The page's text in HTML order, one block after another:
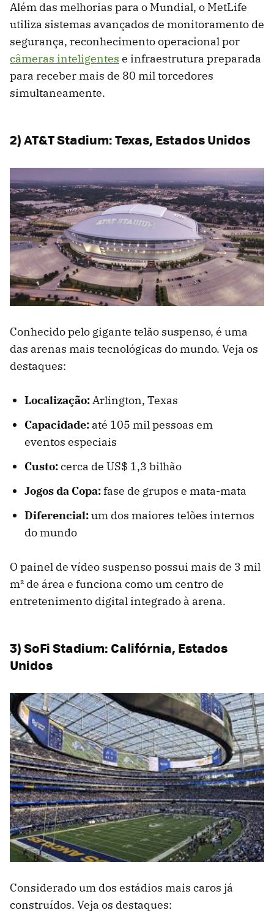
Além das melhorias para o Mundial, o MetLife
utiliza sistemas avançados de monitoramento de
segurança, reconhecimento operacional por
câmeras inteligentes e infraestrutura preparada
para receber mais de 80 mil torcedores
simultaneamente.
2) AT&T Stadium: Texas, Estados Unidos
Conhecido pelo gigante telão suspenso, é uma
das arenas mais tecnológicas do mundo. Veja os
destaques:
Localização: Arlington, Texas
Capacidade: até 105 mil pessoas em
eventos especiais
Custo:cerca de US$ 1,3 bilhão
Jogos da Copa:fase de grupos e mata-mata
Diferencial:um dos maiores telões internos
do mundo
O painel de vídeo suspenso possui mais de 3 mil
m² de área e funciona como um centro de
entretenimento digital integrado à arena.
3) SoFi Stadium: Califórnia, Estados
Unidos
Considerado um dos estádios mais caros já
construídos. Veja os destaques: